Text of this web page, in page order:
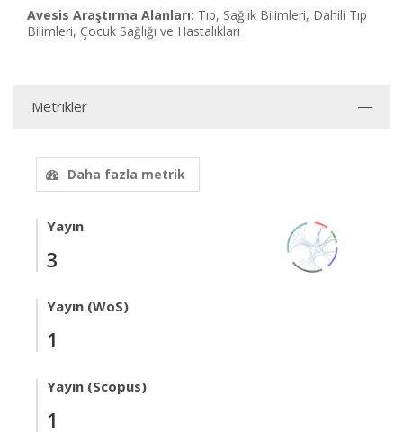
Avesis Araştırma Alanları: Tıp, Sağlık Bilimleri, Dahili Tıp
Bilimleri, Çocuk Sağlığı ve Hastalıkları
Metrikler
Daha fazla metrik
Yayın
3
Yayın (WoS)
1
Yayın (Scopus)
1